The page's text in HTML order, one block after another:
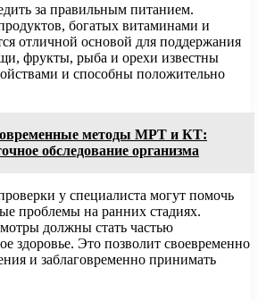
за правильным питанием.
богатых витаминами и
отличной основой для поддержания
фрукты, рыба и орехи известны
и способны положительно
методы МРТ и КТ:
обследование организма
у специалиста могут помочь
проблемы на ранних стадиях.
должны стать частью
здоровье. Это позволит своевременно
и заблаговременно принимать